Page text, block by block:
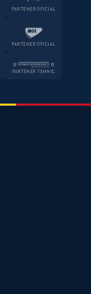
PARTENER OFICIAL
PARTENER OFICIAL
PARTENER TEHNIC